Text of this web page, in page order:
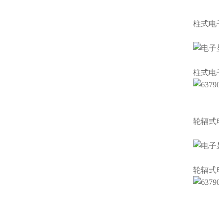
柱式电
柱式电
轮辐式
轮辐式